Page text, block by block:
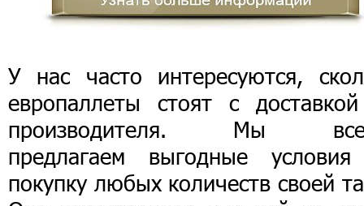
У нас часто интересуются,
европаллеты стоят с
производителя. Мы
предлагаем выгодные
покупку любых количеств своей